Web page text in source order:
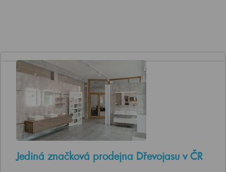
Jediná značková prodejna Dřevojasu v ČR